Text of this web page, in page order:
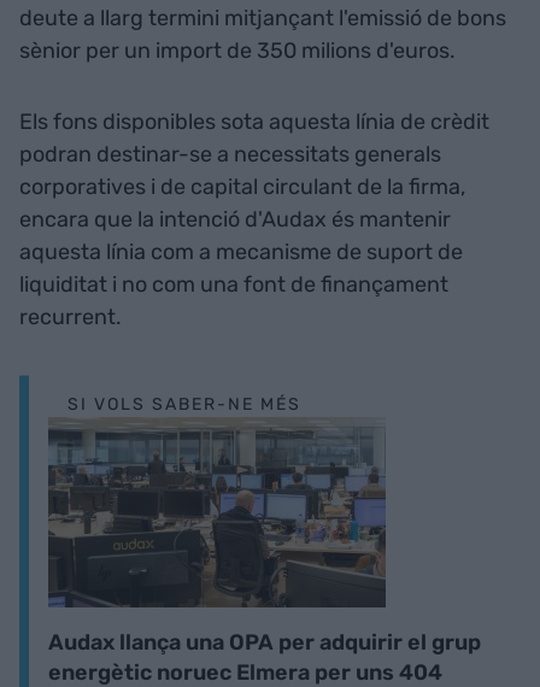
deute a llarg termini mitjançant l'emissió de bons
sènior per un import de 350 milions d'euros.
Els fons disponibles sota aquesta línia de crèdit
podran destinar-se a necessitats generals
corporatives i de capital circulant de la firma,
encara que la intenció d'Audax és mantenir
aquesta línia com a mecanisme de suport de
liquiditat i no com una font de finançament
recurrent.
SI VOLS SABER-NE MÉS
Audax llança una OPA per adquirir el grup
energètic noruec Elmera per uns 404